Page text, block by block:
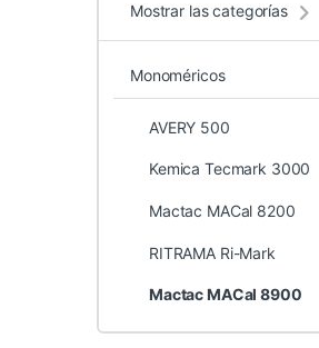
Mostrar las categorías
Monoméricos
AVERY 500
Kemica Tecmark 3000
Mactac MACal 8200
RITRAMA Ri-Mark
Mactac MACal 8900